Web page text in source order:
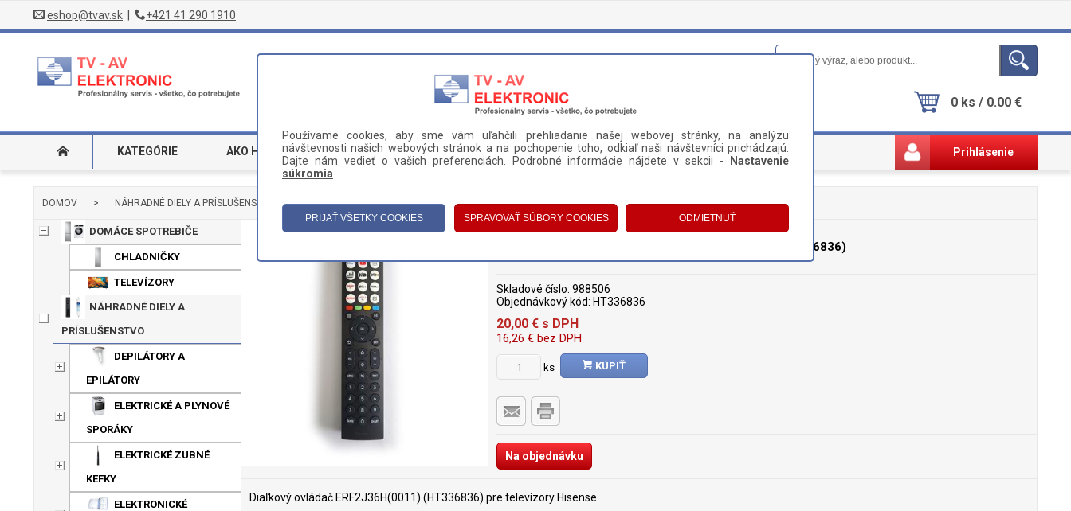
eshop@tvav.sk +421 41 290 1910
0 ks / 0.00 €
KATEGÓRIE AKO HĽADAŤ DODANIE A PLATBA KONTAKT Prihlásenie
DOMOV > NÁHRADNÉ DIELY A PRÍSLUŠENSTVO > TELEVÍZORY > DIAĽKOVÉ OVLÁDAČE > DIAĽKOVÝ OVLÁDAČ HISENSE ERF2J36H (0011) (HT336836)
DOMÁCE SPOTREBIČE
CHLADNIČKY
TELEVÍZORY
NÁHRADNÉ DIELY A
PRÍSLUŠENSTVO
DEPILÁTORY A
EPILÁTORY
ELEKTRICKÉ A PLYNOVÉ
SPORÁKY
ELEKTRICKÉ ZUBNÉ
KEFKY
ELEKTRONICKÉ
DIAĽKOVÝ OVLÁDAČ HISENSE ERF2J36H (0011) (HT336836)
Skladové číslo: 988506
Objednávkový kód: HT336836
20,00 € s DPH
16,26 € bez DPH
ks KÚPIŤ
Na objednávku
Diaľkový ovládač ERF2J36H(0011) (HT336836) pre televízory Hisense.
Používame cookies, aby sme vám uľahčili prehliadanie našej webovej stránky, na analýzu
návštevnosti našich webových stránok a na pochopenie toho, odkiaľ naši návštevníci prichádzajú.
Dajte nám vedieť o vašich preferenciách. Podrobné informácie nájdete v sekcii -
Nastavenie
súkromia